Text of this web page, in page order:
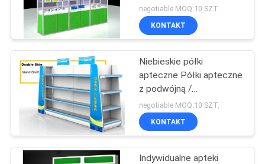
FABRYCE
KONTROLA
JAKOŚCI
SKONTAKTUJ
SIĘ
instalacja
negotiable MOQ:10 SZT.
KONTAKT
Niebieskie półki
apteczne Półki apteczne
z podwójną /
jednostronną stroną
negotiable MOQ:10 SZT.
KONTAKT
Indywidualne apteki